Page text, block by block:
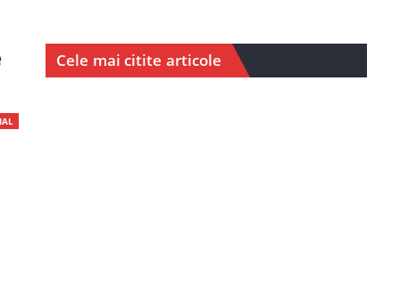
Cele mai citite articole